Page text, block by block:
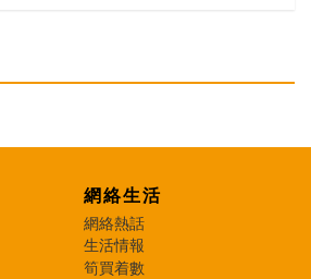
網絡生活
網絡熱話
生活情報
筍買着數